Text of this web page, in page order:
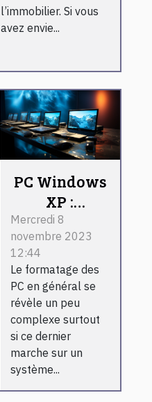
l’immobilier. Si vous
avez envie...
PC Windows
XP :
comment le
formater ?
Mercredi 8
novembre 2023
12:44
Le formatage des
PC en général se
révèle un peu
complexe surtout
si ce dernier
marche sur un
système...